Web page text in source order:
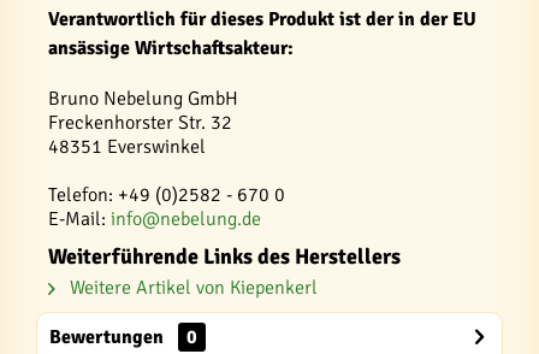
Verantwortlich für dieses Produkt ist der in der EU
ansässige Wirtschaftsakteur:
Bruno Nebelung GmbH
Freckenhorster Str. 32
48351 Everswinkel
Telefon: +49 (0)2582 - 670 0
E-Mail: info@nebelung.de
Weiterführende Links des Herstellers
Weitere Artikel von Kiepenkerl
Bewertungen
0